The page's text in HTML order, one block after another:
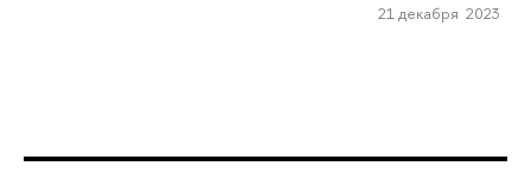
21 декабря 2023